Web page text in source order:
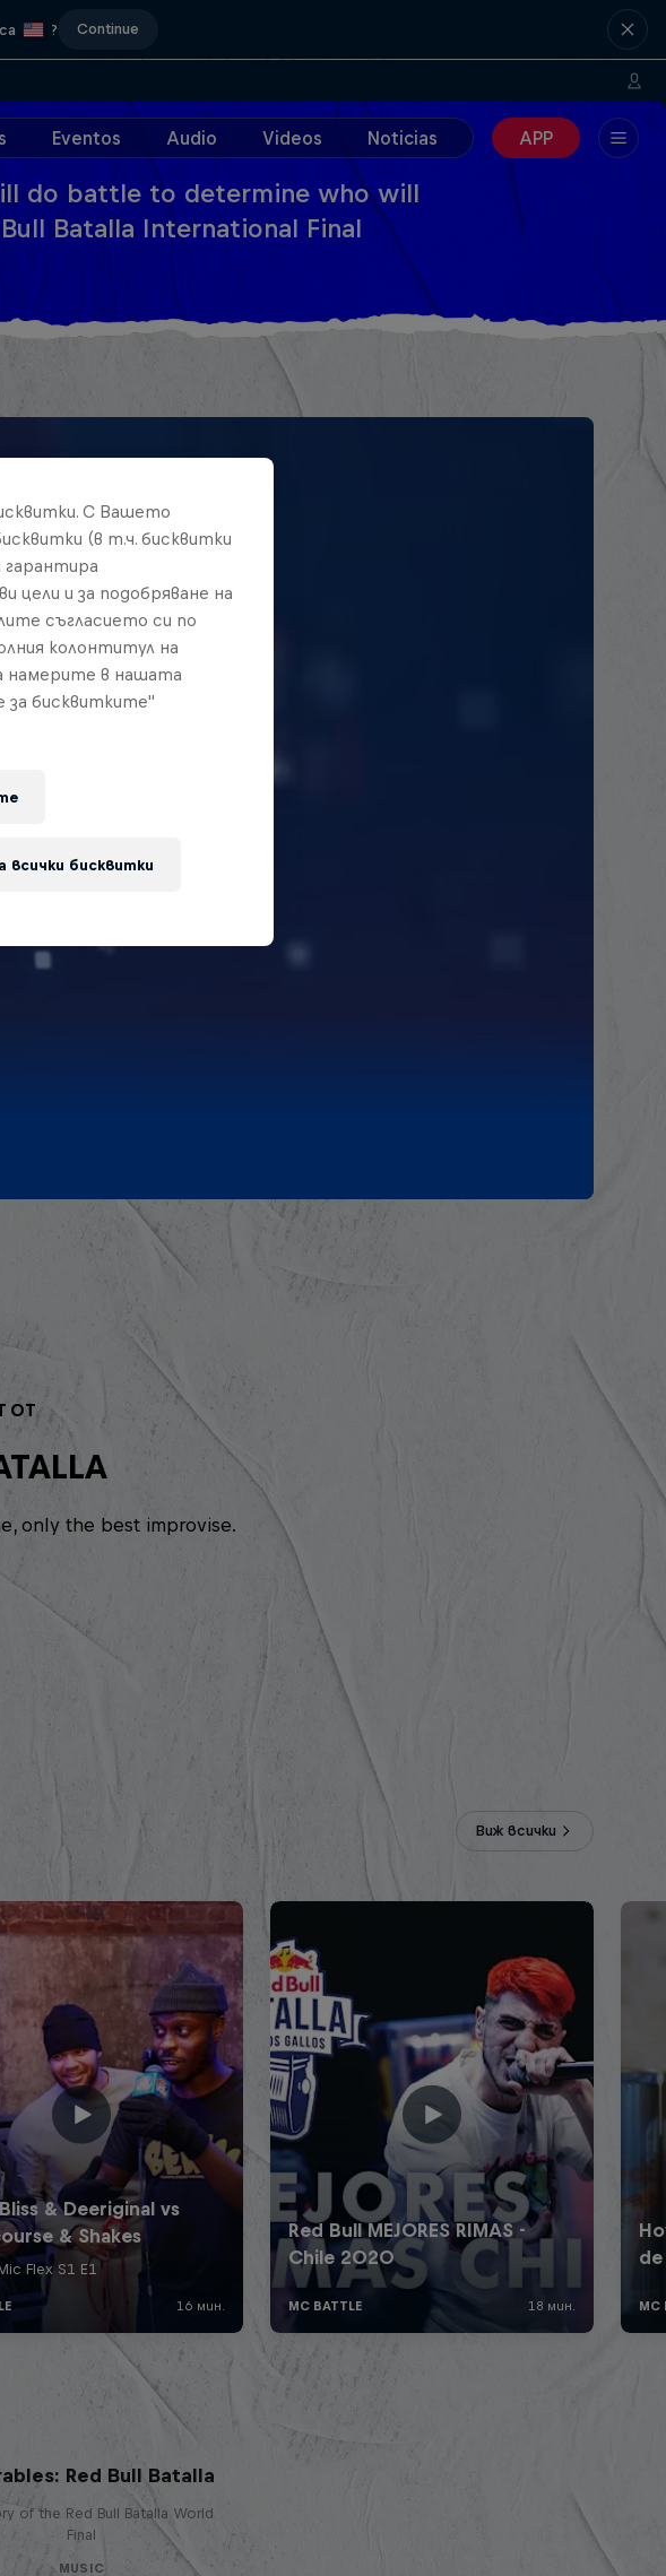
? Continue
Eventos Audio Videos Noticias APP
do battle to determine who will
Batalla International Final
ОТ
only the best improvise.
Виж всички
Red Bull Batalla
of the Red Bull Batalla World
Final
MUSIC
С Вашето
(в т.ч. бисквитки
гарантира
цели и за подобряване на
съгласието си по
колонтитул на
намерите в нашата
за бисквитките"
всички бисквитки